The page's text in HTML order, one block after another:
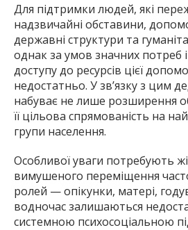
Для підтримки людей, які
надзвичайні обставини,
державні структури та
однак за умов значних потреб
доступу до ресурсів цієї
недостатньо. У зв’язку з цим
набуває не лише розширення
її цільова спрямованість на
групи населення.
Особливої уваги потребують
вимушеного переміщення
ролей — опікунки, матері,
водночас залишаються
системною психосоціальною